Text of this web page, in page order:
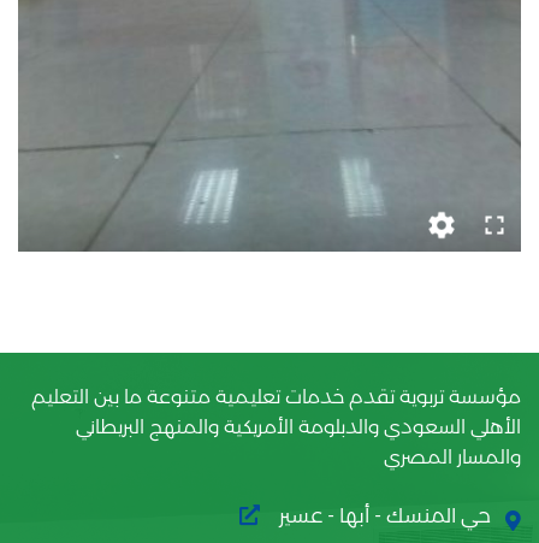
مدخل الإدارة العامة
ساحة الطابور
مؤسسة تربوية تقدم خدمات تعليمية متنوعة ما بين التعليم
الأهلي السعودي والدبلومة الأمريكية والمنهج البريطاني
والمسار المصري
حي المنسك - أبها - عسير